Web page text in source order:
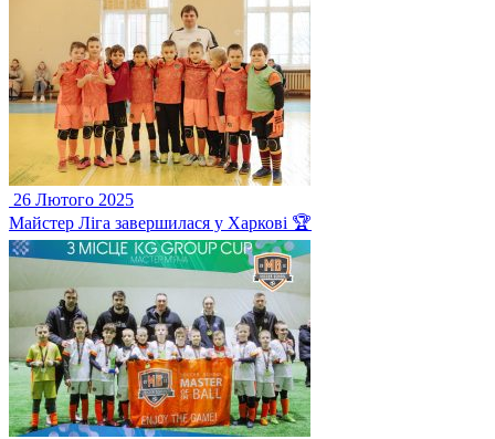
26 Лютого 2025
Майстер Ліга завершилася у Харкові 🏆